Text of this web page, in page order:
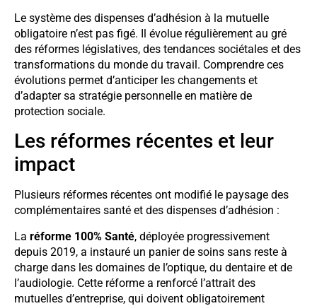
Le système des dispenses d’adhésion à la mutuelle
obligatoire n’est pas figé. Il évolue régulièrement au gré
des réformes législatives, des tendances sociétales et des
transformations du monde du travail. Comprendre ces
évolutions permet d’anticiper les changements et
d’adapter sa stratégie personnelle en matière de
protection sociale.
Les réformes récentes et leur
impact
Plusieurs réformes récentes ont modifié le paysage des
complémentaires santé et des dispenses d’adhésion :
La réforme 100% Santé, déployée progressivement
depuis 2019, a instauré un panier de soins sans reste à
charge dans les domaines de l’optique, du dentaire et de
l’audiologie. Cette réforme a renforcé l’attrait des
mutuelles d’entreprise, qui doivent obligatoirement